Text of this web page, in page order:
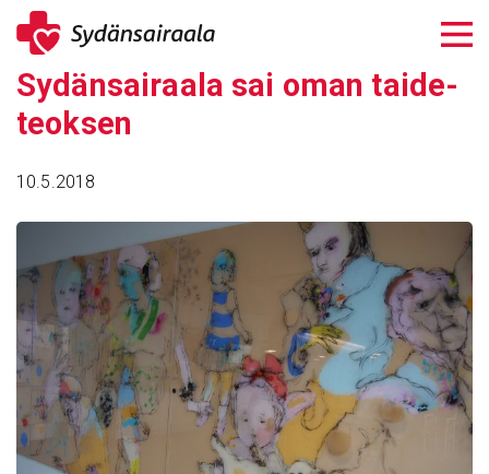
Siirry
sisältöön
Sydän­sai­raala sai oman taide­
teoksen
10.5.2018